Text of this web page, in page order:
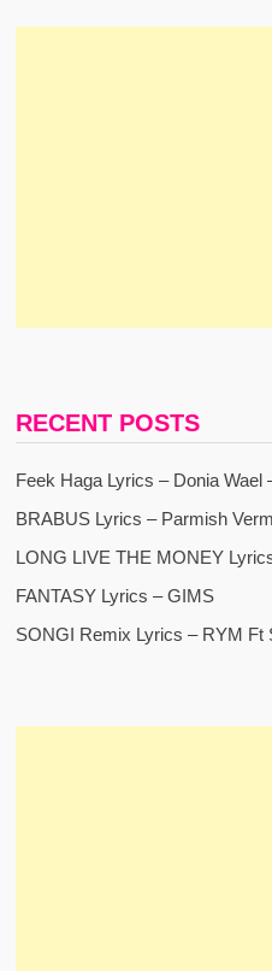
RECENT POSTS
Feek Haga Lyrics – Donia Wael
BRABUS Lyrics – Parmish
LONG LIVE THE MONEY
FANTASY Lyrics – GIMS
SONGI Remix Lyrics – RYM Ft